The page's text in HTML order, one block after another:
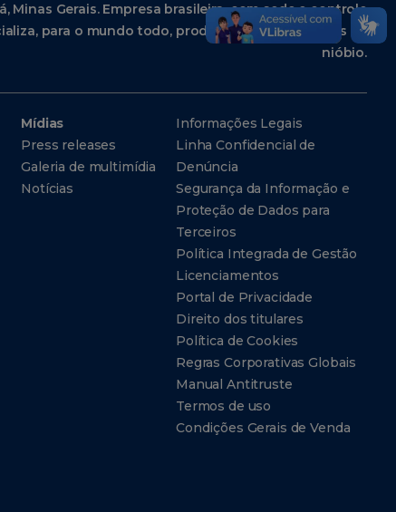
Minas Gerais. Empresa brasileira, com sede e controle
para o mundo todo, produtos industrializados de
nióbio.
Mídias
Press releases
Galeria de multimídia
Notícias
Informações Legais
Linha Confidencial de
Denúncia
Segurança da Informação e
Proteção de Dados para
Terceiros
Política Integrada de Gestão
Licenciamentos
Portal de Privacidade
Direito dos titulares
Política de Cookies
Regras Corporativas Globais
Manual Antitruste
Termos de uso
Condições Gerais de Venda